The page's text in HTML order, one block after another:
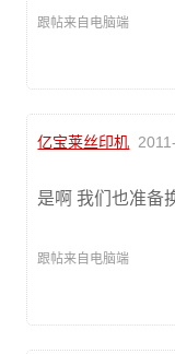
跟帖来自电脑端
亿宝莱丝印机
是啊 我们也准备
跟帖来自电脑端